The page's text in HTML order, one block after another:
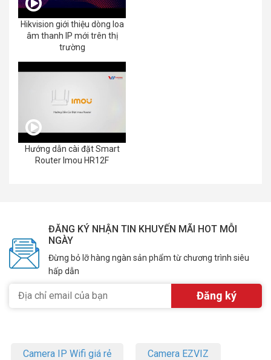
Hikvision giới thiệu dòng loa
âm thanh IP mới trên thị
trường
Hướng dẫn cài đặt Smart
Router Imou HR12F
ĐĂNG KÝ NHẬN TIN KHUYẾN MÃI HOT MỖI
NGÀY
Đừng bỏ lỡ hàng ngàn sản phẩm từ chương trình siêu
hấp dẫn
Camera IP Wifi giá rẻ Camera EZVIZ